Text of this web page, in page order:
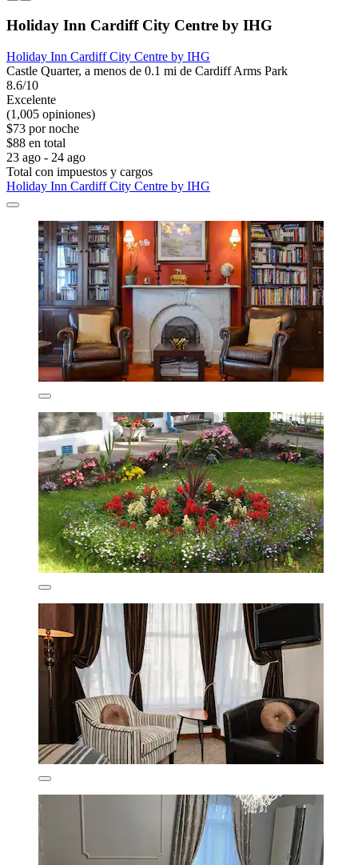
Holiday Inn Cardiff City Centre by IHG
Holiday Inn Cardiff City Centre by IHG
Castle Quarter, a menos de 0.1 mi de Cardiff Arms Park
8.6/10
Excelente
(1,005 opiniones)
$73 por noche
$88 en total
23 ago - 24 ago
Total con impuestos y cargos
Holiday Inn Cardiff City Centre by IHG